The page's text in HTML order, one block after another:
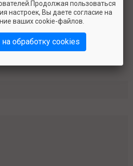
результатов кормления.
смотрите здесь -правила
.
о нашей работе, перейдите на
пользоваться
настроек, Вы даете согласие на
ваших cookie-файлов.
обработку cookies